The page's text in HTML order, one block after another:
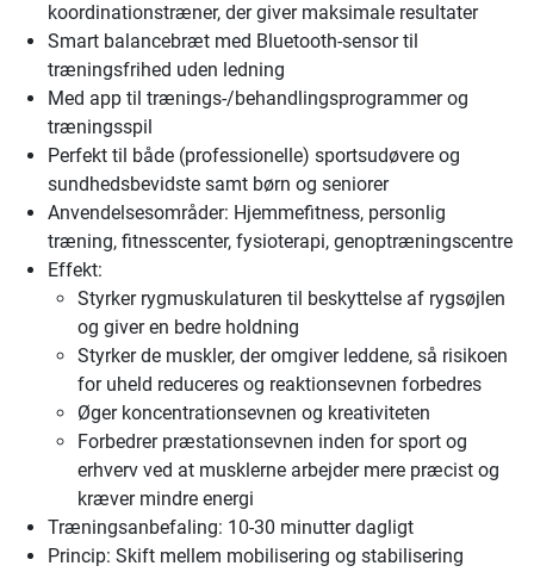
koordinationstræner, der giver maksimale resultater
Smart balancebræt med Bluetooth-sensor til
træningsfrihed uden ledning
Med app til trænings-/behandlingsprogrammer og
træningsspil
Perfekt til både (professionelle) sportsudøvere og
sundhedsbevidste samt børn og seniorer
Anvendelsesområder: Hjemmefitness, personlig
træning, fitnesscenter, fysioterapi, genoptræningscentre
Effekt:
Styrker rygmuskulaturen til beskyttelse af rygsøjlen
og giver en bedre holdning
Styrker de muskler, der omgiver leddene, så risikoen
for uheld reduceres og reaktionsevnen forbedres
Øger koncentrationsevnen og kreativiteten
Forbedrer præstationsevnen inden for sport og
erhverv ved at musklerne arbejder mere præcist og
kræver mindre energi
Træningsanbefaling: 10-30 minutter dagligt
Princip: Skift mellem mobilisering og stabilisering